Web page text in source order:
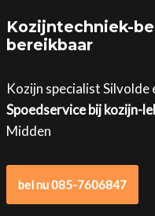
Kozijntechniek-
bereikbaar
Kozijn specialist Silvolde
Spoedservice bij kozijn-
Midden
bel nu 085-7606847